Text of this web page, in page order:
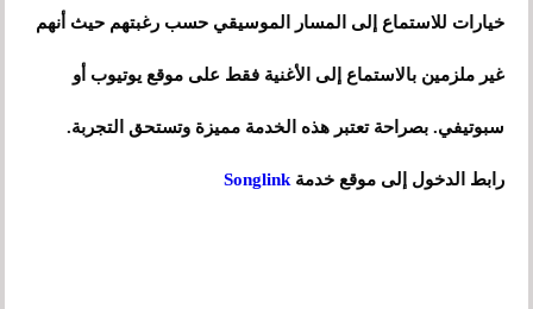
خيارات للاستماع إلى المسار الموسيقي حسب رغبتهم حيث أنهم
غير ملزمين بالاستماع إلى الأغنية فقط على موقع يوتيوب أو
سبوتيفي. بصراحة تعتبر هذه الخدمة مميزة وتستحق التجربة.
رابط الدخول إلى موقع خدمةSonglink